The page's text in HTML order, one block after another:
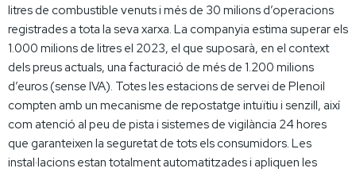
litres de combustible venuts i més de 30 milions d’operacions
registrades a tota la seva xarxa. La companyia estima superar els
1.000 milions de litres el 2023, el que suposarà, en el context
dels preus actuals, una facturació de més de 1.200 milions
d’euros (sense IVA). Totes les estacions de servei de Plenoil
compten amb un mecanisme de repostatge intuïtiu i senzill, així
com atenció al peu de pista i sistemes de vigilància 24 hores
que garanteixen la seguretat de tots els consumidors. Les
instal·lacions estan totalment automatitzades i apliquen les